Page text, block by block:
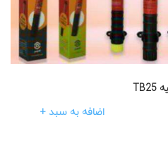
اضافه به سبد +